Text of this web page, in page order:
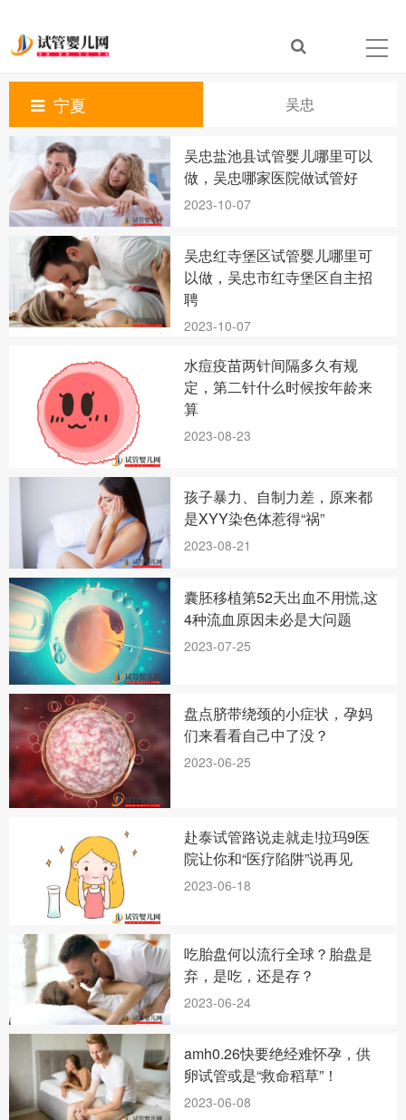
宁夏 吴忠
吴忠盐池县试管婴儿哪里可以
做，吴忠哪家医院做试管好
2023-10-07
吴忠红寺堡区试管婴儿哪里可
以做，吴忠市红寺堡区自主招
聘
2023-10-07
水痘疫苗两针间隔多久有规
定，第二针什么时候按年龄来
算
2023-08-23
孩子暴力、自制力差，原来都
是XYY染色体惹得“祸”
2023-08-21
囊胚移植第52天出血不用慌,这
4种流血原因未必是大问题
2023-07-25
盘点脐带绕颈的小症状，孕妈
们来看看自己中了没？
2023-06-25
赴泰试管路说走就走!拉玛9医
院让你和“医疗陷阱”说再见
2023-06-18
吃胎盘何以流行全球？胎盘是
弃，是吃，还是存？
2023-06-24
amh0.26快要绝经难怀孕，供
卵试管或是“救命稻草”！
2023-06-08